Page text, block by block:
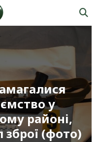
у
районі,
(фото)